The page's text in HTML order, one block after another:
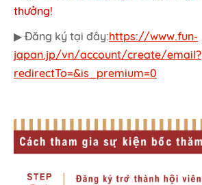
thưởng!
▶ Đăng ký tại đây:https://www.fun-
japan.jp/vn/account/create/email?
redirectTo=&is_premium=0